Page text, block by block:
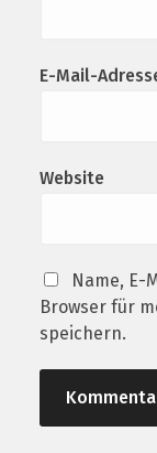
E-Mail-
Website
Name, E-
Browser für
speichern.